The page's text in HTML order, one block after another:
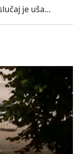
je uša...